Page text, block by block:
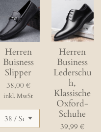
Herren
Buisness
Slipper
38,00 €
inkl. MwSt
Herren
Business
Lederschu
h,
Klassische
Oxford-
Schuhe
39,99 €